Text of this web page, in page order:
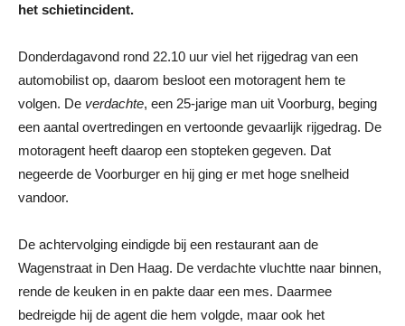
het schietincident.
Donderdagavond rond 22.10 uur viel het rijgedrag van een
automobilist op, daarom besloot een motoragent hem te
volgen. De verdachte, een 25-jarige man uit Voorburg, beging
een aantal overtredingen en vertoonde gevaarlijk rijgedrag. De
motoragent heeft daarop een stopteken gegeven. Dat
negeerde de Voorburger en hij ging er met hoge snelheid
vandoor.
De achtervolging eindigde bij een restaurant aan de
Wagenstraat in Den Haag. De verdachte vluchtte naar binnen,
rende de keuken in en pakte daar een mes. Daarmee
bedreigde hij de agent die hem volgde, maar ook het